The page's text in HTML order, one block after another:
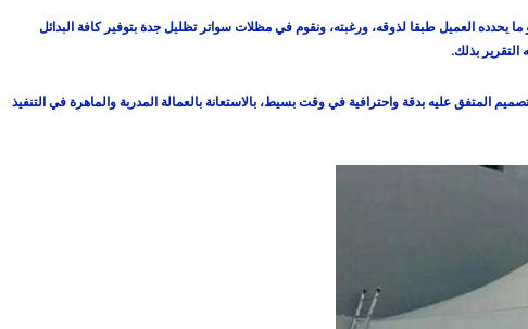
يحدده العميل طبقا لذوقه، ورغبته، ونقوم في مظلات سواتر تظليل جدة بتوفير كافة البدائل
التقرير بذلك.
المتفق عليه بدقة واحترافية في وقت بسيط، بالاستعانة بالعمالة المدربة والماهرة في التنفيذ